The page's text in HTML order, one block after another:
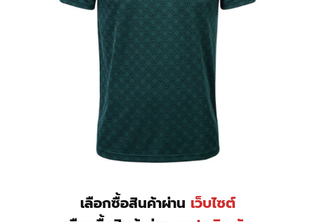
เลือกซื้อสินค้าผ่าน เว็บไซต์